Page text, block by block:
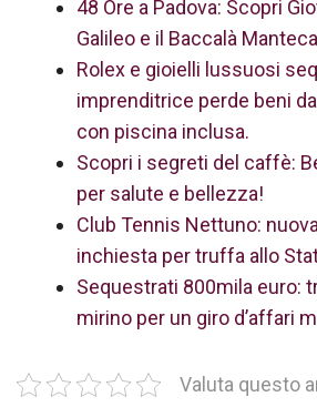
48 Ore a Padova: Scopri
Galileo e il Baccalà
Rolex e gioielli lussuosi
imprenditrice perde beni
con piscina inclusa.
Scopri i segreti del caffè:
per salute e bellezza!
Club Tennis Nettuno:
inchiesta per truffa allo
Sequestrati 800mila euro:
mirino per un giro d’affari
Valuta questo